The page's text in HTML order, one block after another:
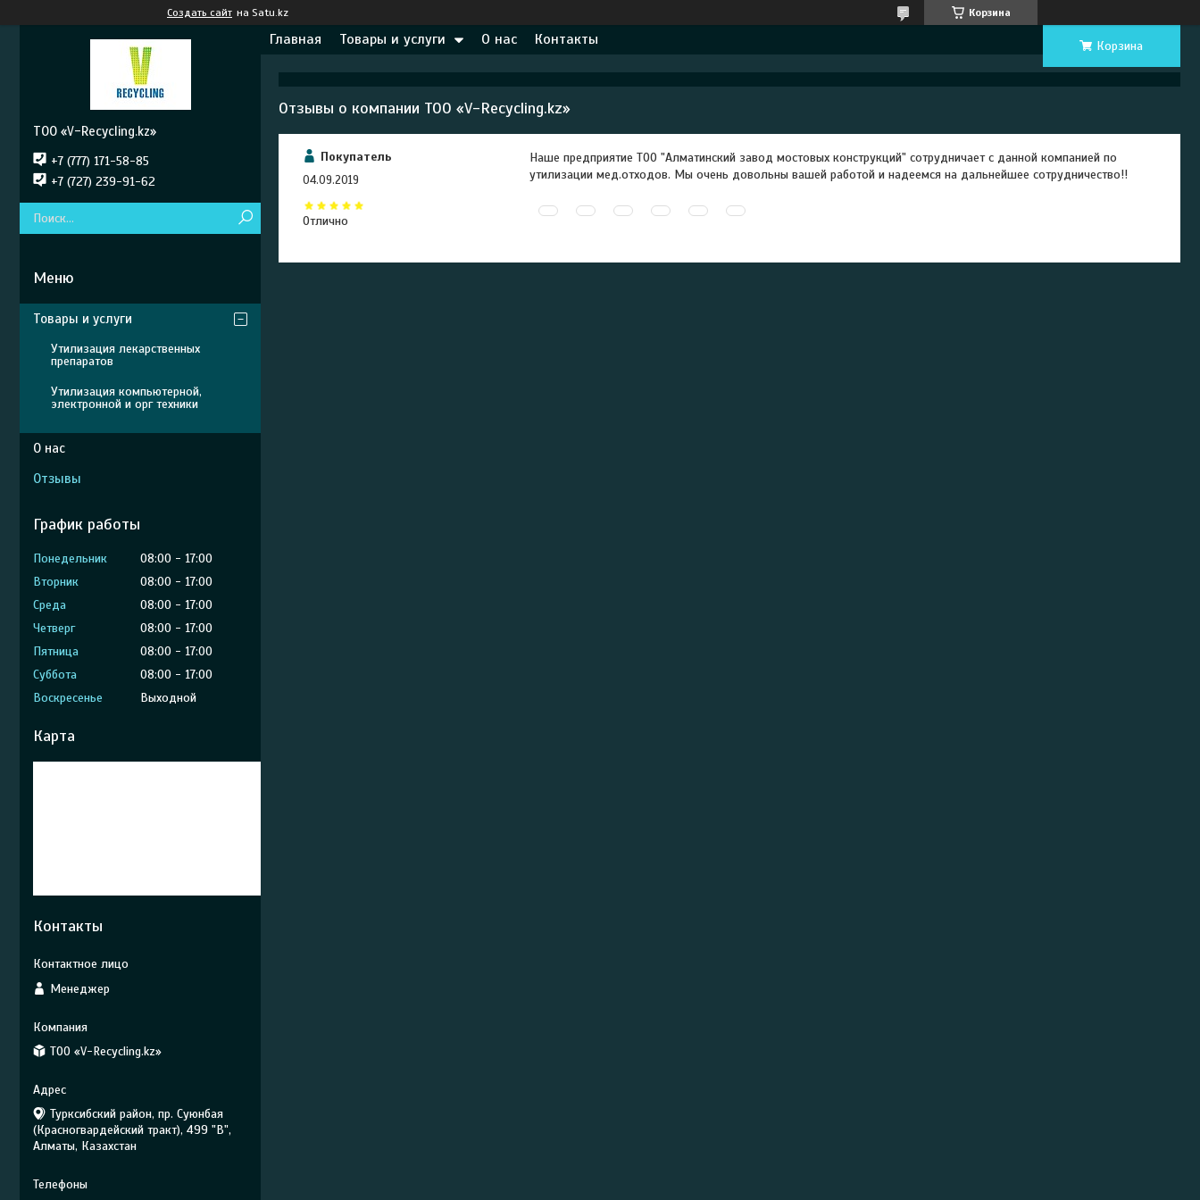
Создать сайт на Satu.kz Корзина
Главная Товары и услуги О нас Контакты Корзина
Отзывы о компании ТОО «V-Recycling.kz»
Покупатель
04.09.2019
Отлично
Наше предприятие ТОО "Алматинский завод мостовых конструкций" сотрудничает с данной компанией по
утилизации мед.отходов. Мы очень довольны вашей работой и надеемся на дальнейшее сотрудничество!!
ТОО «V-Recycling.kz»
+7 (777) 171-58-85
+7 (727) 239-91-62
Товары и услуги
Утилизация лекарственных
препаратов
Утилизация компьютерной,
электронной и орг техники
О нас
Отзывы
График работы
Понедельник 08:00
17:00
Вторник
08:00
17:00
Среда
08:00
17:00
Четверг
08:00
17:00
Пятница
08:00
17:00
Суббота
08:00
17:00
Воскресенье
Выходной
Карта
Контакты
Менеджер
ТОО «V-Recycling.kz»
Турксибский район, пр. Суюнбая
(Красногвардейский тракт), 499 "В",
Алматы, Казахстан